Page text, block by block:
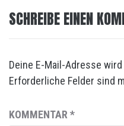
SCHREIBE EINEN
Deine E-Mail-Adresse
Erforderliche Felder sind
KOMMENTAR *